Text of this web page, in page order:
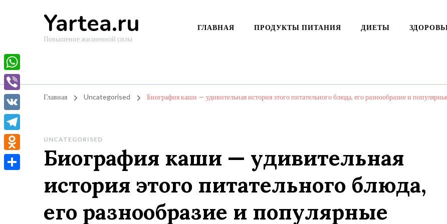
Yartea.ru
Повышение жизненной силы
ГЛАВНАЯ ПРОДУКТЫ ПИТАНИЯ ДИЕТЫ
Главная Uncategorised Биография каши — удивительная история этого питательного блюда, его разнообразие и
UNCATEGORISED
Биография каши — удивительная
история этого питательного блюда,
его разнообразие и популярные
WhatsApp
Viber
VK
Telegram
Odnoklassniki